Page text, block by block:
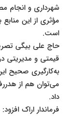
شهرداری و انجام
مؤثری از این
است.
حاج علی بیگی
قیمتی و مدیریتی
به‌کارگیری صحیح
می‌توان هم از
داد.
فرماندار اراک